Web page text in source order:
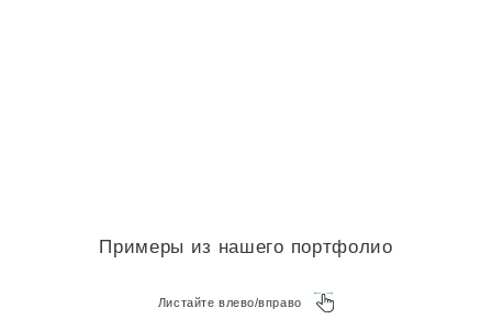
Примеры из нашего портфолио
Листайте влево/вправо